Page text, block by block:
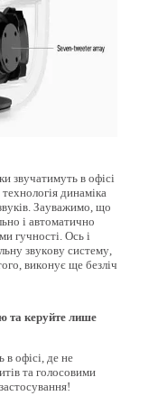
звучатимуть в офісі
динаміка
Зауважимо, що
і автоматично
гучності. Ось і
звукову систему,
виконує ще безліч
та керуйте лише
офісі, де не
та голосовими